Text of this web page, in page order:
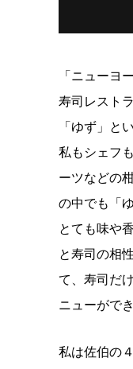
「ニューヨ
寿司レスト
「ゆず」と
私もシェフ
ーツなどの
の中でも「
とても味や
と寿司の相
て、寿司だ
ニューがで
私は佐伯の